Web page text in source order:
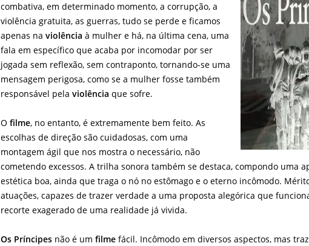
combativa, em determinado momento, a corrupção, a
violência gratuita, as guerras, tudo se perde e ficamos
apenas naviolênciaà mulher e há, na última cena, uma
fala em específico que acaba por incomodar por ser
jogada sem reflexão, sem contraponto, tornando-se uma
mensagem perigosa, como se a mulher fosse também
responsável pelaviolênciaque sofre.
Ofilme, no entanto, é extremamente bem feito. As
escolhas de direção são cuidadosas, com uma
montagem ágil que nos mostra o necessário, não
cometendo excessos. A trilha sonora também se destaca, compondo uma
estética boa, ainda que traga o nó no estômago e o eterno incômodo.
atuações, capazes de trazer verdade a uma proposta alegórica que
recorte exagerado de uma realidade já vivida.
Os Príncipes não é umfilmefácil. Incômodo em diversos aspectos, mas